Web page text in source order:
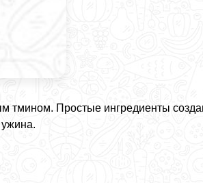
тмином. Простые ингредиенты